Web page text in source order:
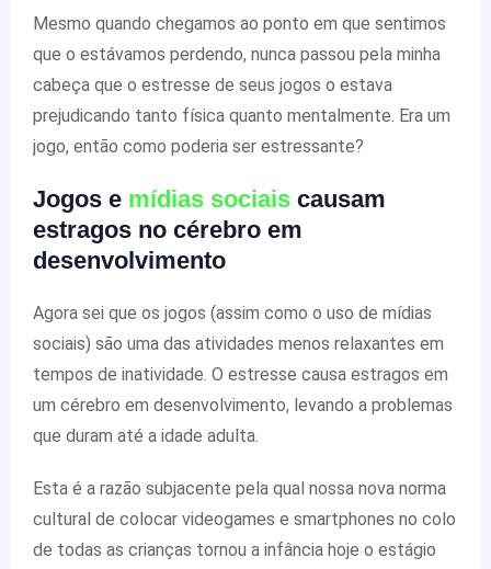
Mesmo quando chegamos ao ponto em que sentimos
que o estávamos perdendo, nunca passou pela minha
cabeça que o estresse de seus jogos o estava
prejudicando tanto física quanto mentalmente. Era um
jogo, então como poderia ser estressante?
Jogos e mídias sociais causam
estragos no cérebro em
desenvolvimento
Agora sei que os jogos (assim como o uso de mídias
sociais) são uma das atividades menos relaxantes em
tempos de inatividade. O estresse causa estragos em
um cérebro em desenvolvimento, levando a problemas
que duram até a idade adulta.
Esta é a razão subjacente pela qual nossa nova norma
cultural de colocar videogames e smartphones no colo
de todas as crianças tornou a infância hoje o estágio